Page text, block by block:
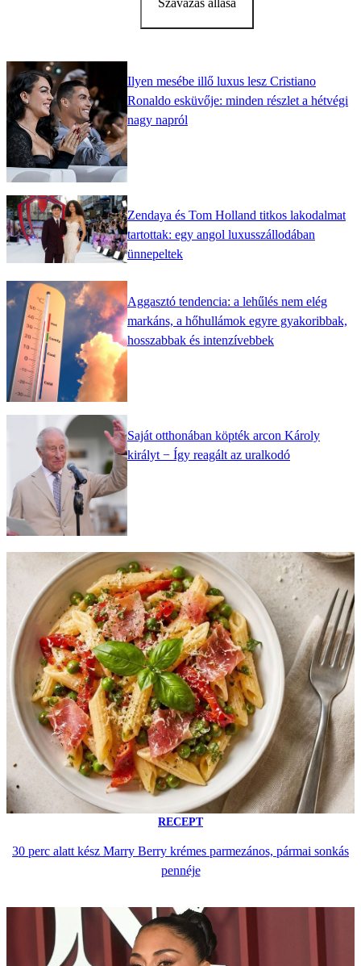
Szavazás állása
Ilyen mesébe illő luxus lesz Cristiano
Ronaldo esküvője: minden részlet a hétvégi
nagy napról
Zendaya és Tom Holland titkos lakodalmat
tartottak: egy angol luxusszállodában
ünnepeltek
Aggasztó tendencia: a lehűlés nem elég
markáns, a hőhullámok egyre gyakoribbak,
hosszabbak és intenzívebbek
Saját otthonában köpték arcon Károly
királyt − Így reagált az uralkodó
RECEPT
30 perc alatt kész Marry Berry krémes parmezános, pármai sonkás
pennéje